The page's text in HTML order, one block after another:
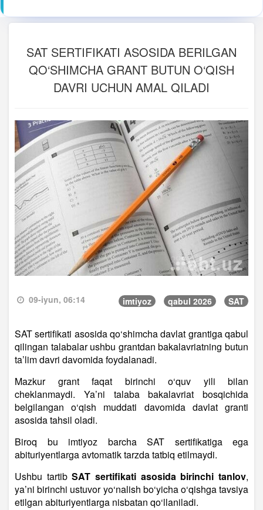
SAT SERTIFIKATI ASOSIDA BERILGAN
QO‘SHIMCHA GRANT BUTUN O‘QISH
DAVRI UCHUN AMAL QILADI
09-iyun, 06:14 imtiyoz qabul 2026 SAT
SAT sertifikati asosida qo‘shimcha davlat grantiga qabul
qilingan talabalar ushbu grantdan bakalavriatning butun
ta’lim davri davomida foydalanadi.
Mazkur grant faqat birinchi o‘quv yili bilan
cheklanmaydi. Ya’ni talaba bakalavriat bosqichida
belgilangan o‘qish muddati davomida davlat granti
asosida tahsil oladi.
Biroq bu imtiyoz barcha SAT sertifikatiga ega
abituriyentlarga avtomatik tarzda tatbiq etilmaydi.
Ushbu tartibSAT sertifikati asosida birinchi tanlov,
ya’ni birinchi ustuvor yo‘nalish bo‘yicha o‘qishga tavsiya
etilgan abituriyentlarga nisbatan qo‘llaniladi.